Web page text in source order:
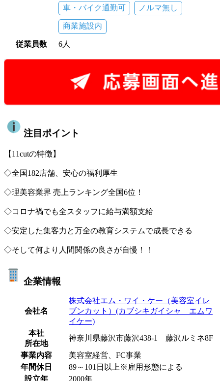
車・バイク通勤可 ノルマ無し
商業施設内
従業員数 6人
注目ポイント
【11cutの特徴】
◇全国182店舗、安心の福利厚生
◇理美容業界 売上ランキング全国6位！
◇コロナ禍でも全スタッフに給与満額支給
◇安定した集客力と万全の教育システムで成長できる
◇そして何より人間関係の良さが自慢！！
企業情報
会社名
株式会社エム・ワイ・ケー（美容室イレ
ブンカット）(カブシキガイシャ エムワ
イケー)
本社
所在地
神奈川県藤沢市藤沢438-1 藤沢ルミネ8F
事業内容
美容室経営、FC事業
年間休日
89～101日以上※雇用形態による
設立年
2000年